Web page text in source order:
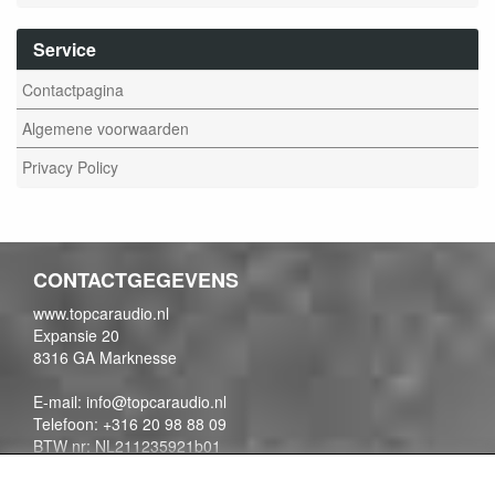
Service
Contactpagina
Algemene voorwaarden
Privacy Policy
CONTACTGEGEVENS
www.topcaraudio.nl
Expansie 20
8316 GA Marknesse
E-mail: info@topcaraudio.nl
Telefoon: +316 20 98 88 09
BTW nr: NL211235921b01